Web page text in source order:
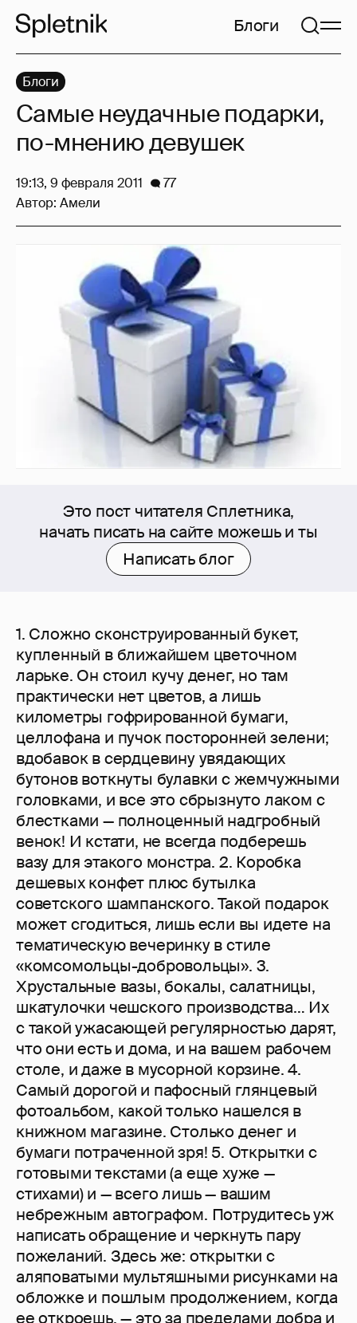
Блоги
Это пост читателя Сплетника,
начать писать на сайте можешь и ты
Написать блог
1. Сложно сконструированный букет,
купленный в ближайшем цветочном
ларьке. Он стоил кучу денег, но там
практически нет цветов, а лишь
километры гофрированной бумаги,
целлофана и пучок посторонней зелени;
вдобавок в сердцевину увядающих
бутонов воткнуты булавки с жемчужными
головками, и все это сбрызнуто лаком с
блестками — полноценный надгробный
венок! И кстати, не всегда подберешь
вазу для этакого монстра. 2. Коробка
дешевых конфет плюс бутылка
советского шампанского. Такой подарок
может сгодиться, лишь если вы идете на
тематическую вечеринку в стиле
«комсомольцы-добровольцы». 3.
Хрустальные вазы, бокалы, салатницы,
шкатулочки чешского производства… Их
с такой ужасающей регулярностью дарят,
что они есть и дома, и на вашем рабочем
столе, и даже в мусорной корзине. 4.
Самый дорогой и пафосный глянцевый
фотоальбом, какой только нашелся в
книжном магазине. Столько денег и
бумаги потраченной зря! 5. Открытки с
готовыми текстами (а еще хуже —
стихами) и — всего лишь — вашим
небрежным автографом. Потрудитесь уж
написать обращение и черкнуть пару
пожеланий. Здесь же: открытки с
аляповатыми мультяшными рисунками на
обложке и пошлым продолжением, когда
ее откроешь, — это за пределами добра и
Блоги
Самые неудачные подарки,
по-мнению девушек
19:13, 9 февраля 2011
77
Автор: Амели